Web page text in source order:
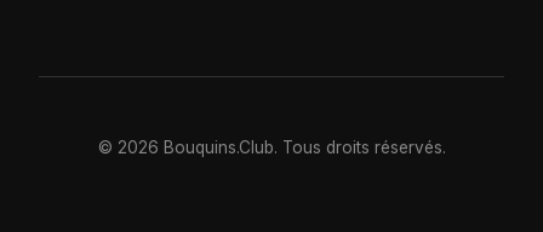
© 2026 Bouquins.Club. Tous droits réservés.